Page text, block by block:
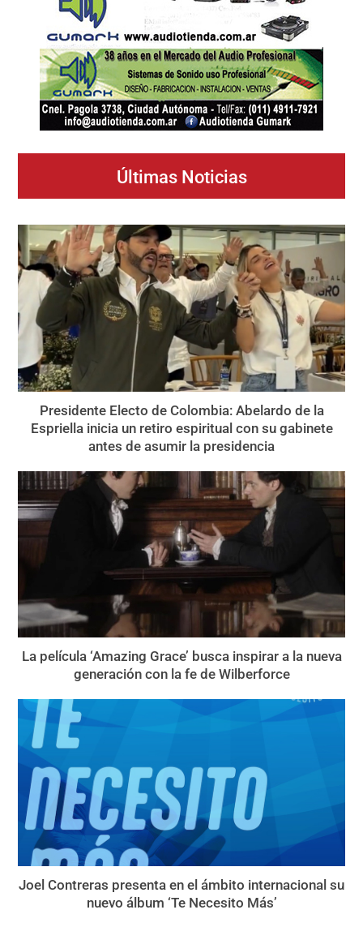
Últimas Noticias
Presidente Electo de Colombia: Abelardo de la
Espriella inicia un retiro espiritual con su gabinete
antes de asumir la presidencia
La película ‘Amazing Grace’ busca inspirar a la nueva
generación con la fe de Wilberforce
Joel Contreras presenta en el ámbito internacional su
nuevo álbum ‘Te Necesito Más’